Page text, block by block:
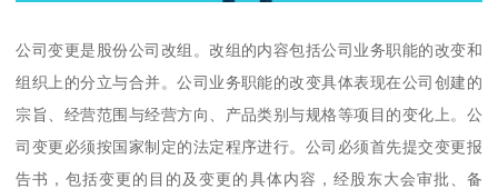
公司变更是股份公司改组。改组的内容包括公司业务职能的改变和
组织上的分立与合并。公司业务职能的改变具体表现在公司创建的
宗旨、经营范围与经营方向、产品类别与规格等项目的变化上。公
司变更必须按国家制定的法定程序进行。公司必须首先提交变更报
告书，包括变更的目的及变更的具体内容，经股东大会审批、备